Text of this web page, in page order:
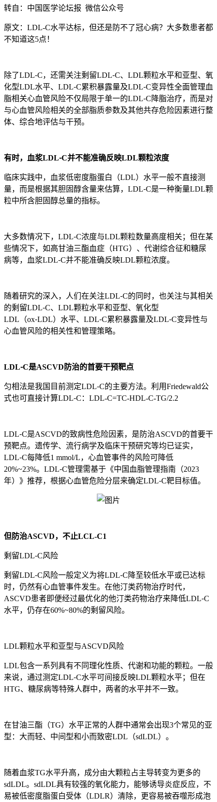
转自：中国医学论坛报 微信公众号
原文：LDL-C水平达标，但还是防不了冠心病？大多数患者都
不知道这5点！
除了LDL⁃C，还需关注剩留LDL⁃C、LDL颗粒水平和亚型、氧
化型LDL水平、LDL⁃C累积暴露量及LDL⁃C变异性全面管理血
脂相关心血管风险不仅局限于单一的LDL⁃C降脂治疗，而是对
与心血管风险相关的全部脂质参数及其他共存危险因素进行整
体、综合地评估与干预。
有时，血浆LDL⁃C并不能准确反映LDL颗粒浓度
临床实践中，血浆低密度脂蛋白（LDL）水平一般不直接测
量，而是根据其胆固醇含量来估算，LDL⁃C是一种衡量LDL颗
粒中所含胆固醇总量的指标。
大多数情况下，LDL⁃C浓度与LDL颗粒数量高度相关；但在某
些情况下，如高甘油三酯血症（HTG）、代谢综合征和糖尿
病等，血浆LDL⁃C并不能准确反映LDL颗粒浓度。
随着研究的深入，人们在关注LDL⁃C的同时，也关注与其相关
的剩留LDL⁃C、LDL颗粒水平和亚型、氧化型
LDL（ox⁃LDL）水平、LDL⁃C累积暴露量及LDL⁃C变异性与
心血管风险的相关性和管理策略。
LDL⁃C是ASCVD防治的首要干预靶点
匀相法是我国目前测定LDL⁃C的主要方法。利用Friedewald公
式也可直接计算LDL⁃C：LDL-C=TC-HDL-C-TG/2.2
LDL⁃C是ASCVD的致病性危险因素，是防治ASCVD的首要干
预靶点。遗传学、流行病学及临床干预研究等均已证实，
LDL⁃C每降低1 mmol/L，心血管事件的风险可降低
20%~23%。LDL⁃C管理需基于《中国血脂管理指南（2023
年）》推荐，根据心血管危险分层来确定LDL⁃C靶目标值。
但防治ASCVD，不止LCL-C1
剩留LDL⁃C风险
剩留LDL⁃C风险一般定义为将LDL⁃C降至较低水平或已达标
时，仍然有心血管事件发生。在他汀类药物治疗时代，
ASCVD患者即便经过最优化的他汀类药物治疗来降低LDL⁃C
水平，仍存在60%~80%的剩留风险。
LDL颗粒水平和亚型与ASCVD风险
LDL包含一系列具有不同理化性质、代谢和功能的颗粒。一般
来说，通过测定LDL⁃C水平可间接反映LDL颗粒水平；但在
HTG、糖尿病等特殊人群中，两者的水平并不一致。
在甘油三酯（TG）水平正常的人群中通常会出现3个常见的亚
型：大而轻、中间型和小而致密LDL（sdLDL）。
随着血浆TG水平升高，成分由大颗粒占主导转变为更多的
sdLDL。sdLDL具有较强的氧化能力，能够诱导炎症反应，不
易被低密度脂蛋白受体（LDLR）清除，更容易被吞噬形成泡